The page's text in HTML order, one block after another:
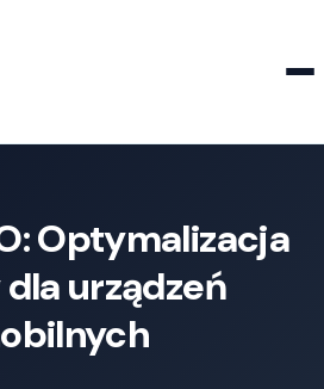
Optymalizacja
urządzeń